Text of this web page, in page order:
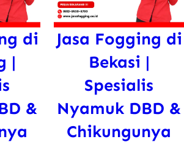
di
|
&
Jasa Fogging di
Bekasi |
Spesialis
Nyamuk DBD &
Chikungunya